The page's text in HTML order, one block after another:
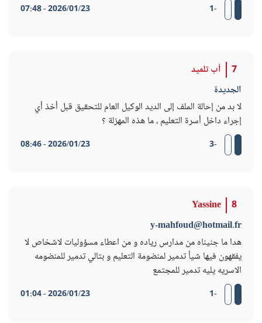
-1
2026/01/23 - 07:48
7
أب تلميد
الجديدة
لا بد من إحالة الملف إلى الديد الوكيل العام للتحقيق قبل أخذ أي
إجراء داخل أسرة التعليم ، ما هذه المهزلة ؟
-3
2026/01/23 - 08:46
8
Yassine
y-mahfoud@hotmail.fr
هدا ما جنيناه من مدارس رياده و من اعطاء مسؤوليات لاشخاص لا
يفقهون فيها شيأ تدمير لمنضومة التعليم و بتالي تدمير للمنضومه
الاسريه يليه تدمير للمجتمع
-1
2026/01/23 - 01:04